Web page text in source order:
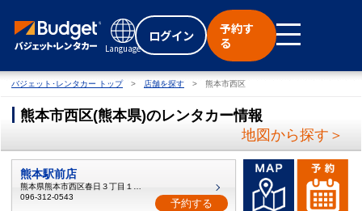
Language
ログイン
予約す
る
バジェット･レンタカー トップ 店舗を探す 熊本市西区
熊本市西区(熊本県)のレンタカー情報
地図から探す＞
熊本駅前店
096-312-0543
予約する